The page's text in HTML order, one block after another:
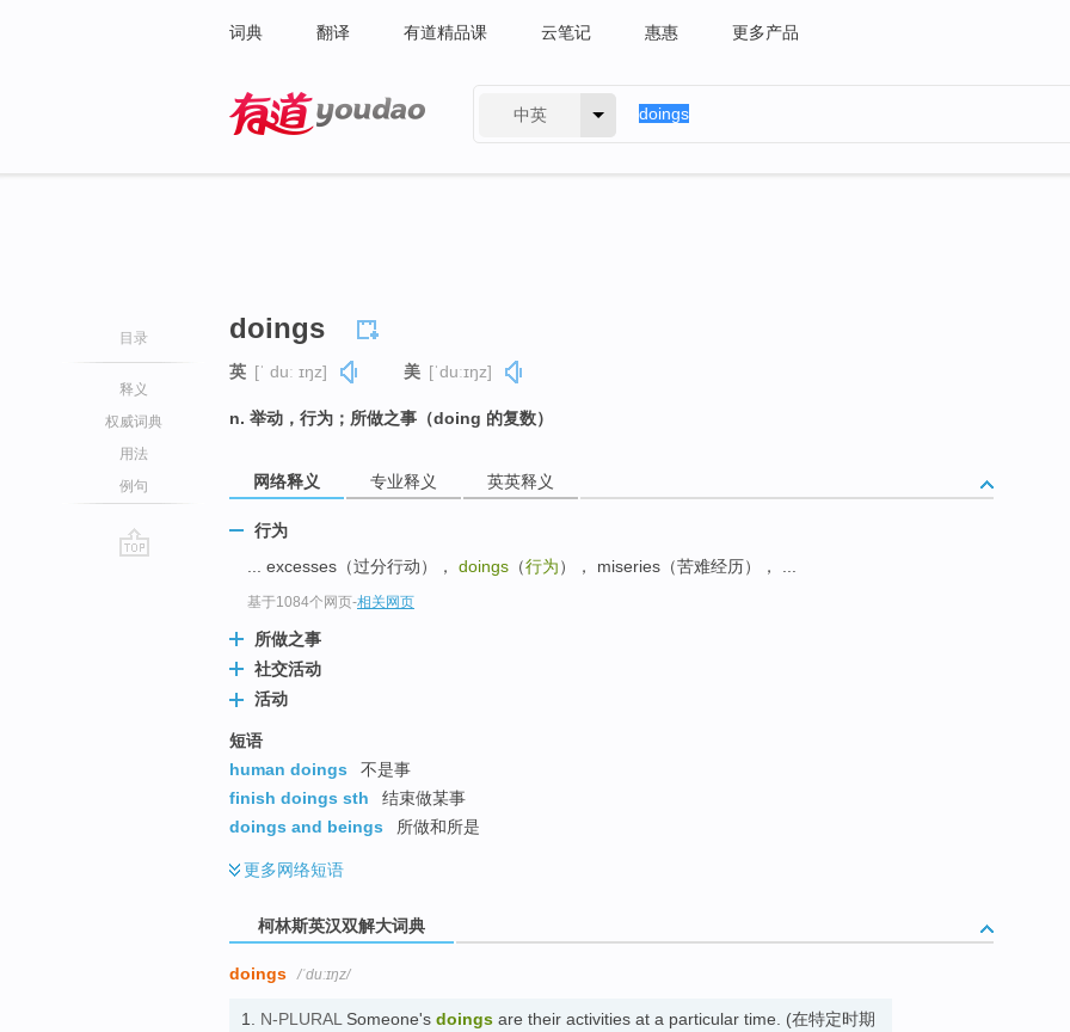
词典 翻译 有道精品课 云笔记 惠惠 更多产品
中英
目录
释义
权威词典
用法
例句
doings
英 [ˈ duː ɪŋz] 美 [ˈduːɪŋz]
n. 举动，行为；所做之事（doing 的复数）
网络释义 专业释义 英英释义
行为
... excesses（过分行动）， doings （行为）， miseries（苦难经历）， ...
基于1084个网页-相关网页
所做之事
社交活动
活动
短语
human doings
不是事
finish doings sth
结束做某事
doings and beings
所做和所是
更多网络短语
柯林斯英汉双解大词典
doings /ˈduːɪŋz/
1. N-PLURAL Someone's doings are their activities at a particular time. (在特定时期